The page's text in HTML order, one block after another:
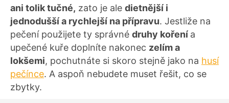
ani tolik tučné, zato je ale dietnější i
jednodušší a rychlejší na přípravu. Jestliže na
pečení použijete ty správné druhy koření a
upečené kuře doplníte nakonec zelím a
lokšemi, pochutnáte si skoro stejně jako na husí
pečínce. A aspoň nebudete muset řešit, co se
zbytky.